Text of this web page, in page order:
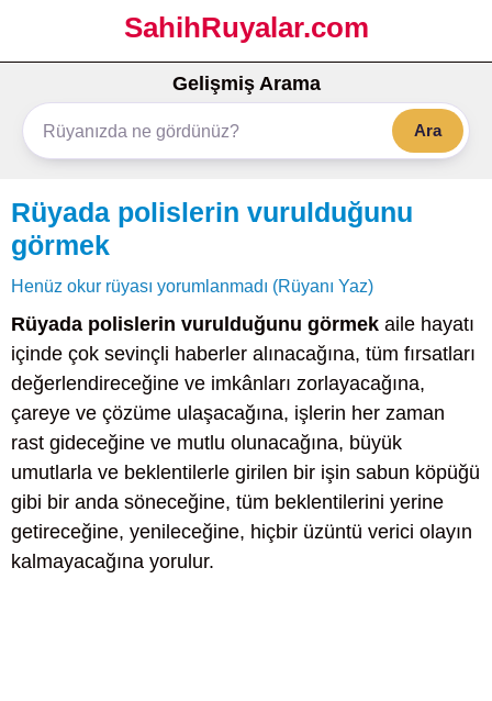
SahihRuyalar.com
Gelişmiş Arama
Ara
Rüyada polislerin vurulduğunu
görmek
Henüz okur rüyası yorumlanmadı (Rüyanı Yaz)
Rüyada polislerin vurulduğunu görmek aile hayatı
içinde çok sevinçli haberler alınacağına, tüm fırsatları
değerlendireceğine ve imkânları zorlayacağına,
çareye ve çözüme ulaşacağına, işlerin her zaman
rast gideceğine ve mutlu olunacağına, büyük
umutlarla ve beklentilerle girilen bir işin sabun köpüğü
gibi bir anda söneceğine, tüm beklentilerini yerine
getireceğine, yenileceğine, hiçbir üzüntü verici olayın
kalmayacağına yorulur.